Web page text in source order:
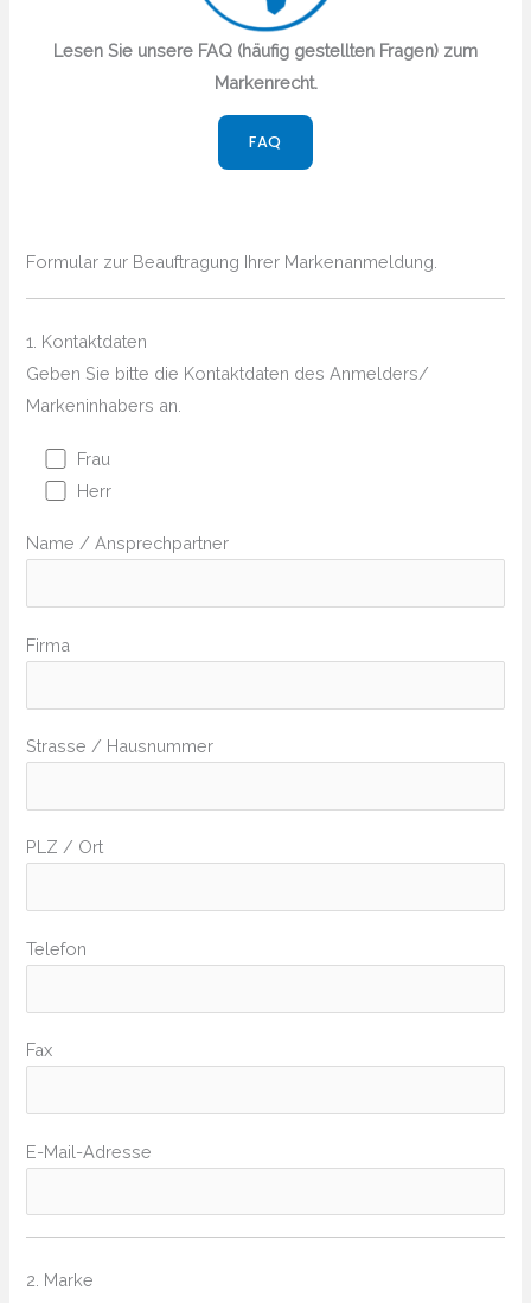
Lesen Sie unsere FAQ (häufig gestellten Fragen) zum
Markenrecht.
FAQ
Formular zur Beauftragung Ihrer Markenanmeldung.
1. Kontaktdaten
Geben Sie bitte die Kontaktdaten des Anmelders/
Markeninhabers an.
Frau
Herr
Name / Ansprechpartner
Firma
Strasse / Hausnummer
PLZ / Ort
Telefon
Fax
E-Mail-Adresse
2. Marke